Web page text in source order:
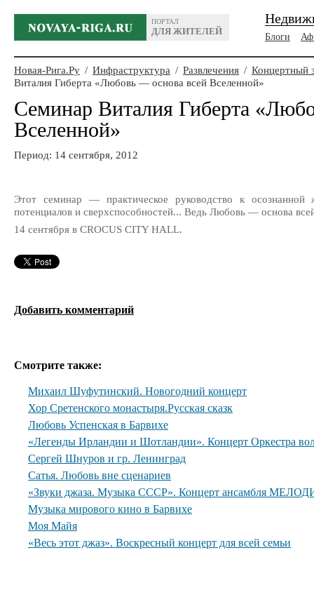
ПОРТАЛ
ДЛЯ ЖИТЕЛЕЙ
Блоги
Новая-Рига.Ру / Инфраструктура / Развлечения / Концертный
Виталия Гиберта «Любовь — основа всей Вселенной»
Семинар Виталия Гиберта
Вселенной»
Период: 14 сентября, 2012
Этот семинар — практическое руководство к
потенциалов и сверхспособностей... Ведь Любовь — основа
14 сентября в CROCUS CITY HALL.
Добавить комментарий
Смотрите также:
Михаил Шуфутинский. Новогодний концерт
Хор Сретенского монастыря.Русская сказк
Любовь Успенская в Барвихе
«Легенды Ирландии и Шотландии». Концерт Оркестра
Сергей Шнуров и гр. Ленинград
Сатья. Любовь вне сценариев
«Звуки джаза. Музыка СССР». Концерт ансамбля
Музыка мирового кино в Барвихе
Моя Майя
«Весь этот джаз». Воскресный концерт для всей семьи